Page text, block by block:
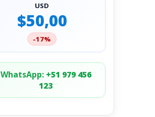
USD
$50,00
-17%
WhatsApp:+51 979 456
123